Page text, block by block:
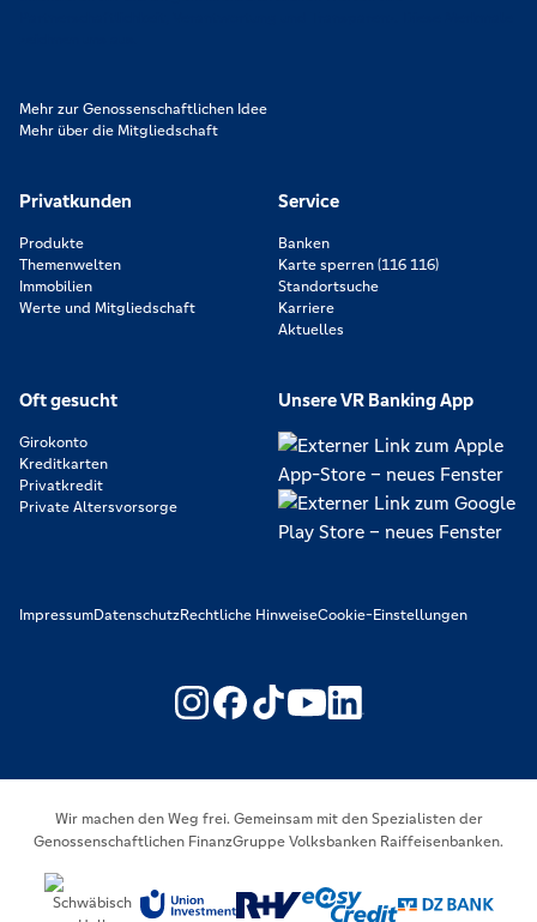
Mehr zur Genossenschaftlichen Idee
Mehr über die Mitgliedschaft
Privatkunden
Produkte
Themenwelten
Immobilien
Werte und Mitgliedschaft
Service
Banken
Karte sperren (116 116)
Standortsuche
Karriere
Aktuelles
Oft gesucht
Girokonto
Kreditkarten
Privatkredit
Private Altersvorsorge
Unsere VR Banking App
ImpressumDatenschutzRechtliche HinweiseCookie-Einstellungen
https://www.youtube.com/
https://
Wir machen den Weg frei. Gemeinsam mit den Spezialisten der
Genossenschaftlichen FinanzGruppe Volksbanken Raiffeisenbanken.